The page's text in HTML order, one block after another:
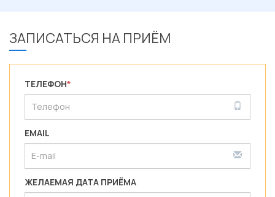
ЗАПИСАТЬСЯ НА ПРИЁМ
ТЕЛЕФОН*
EMAIL
ЖЕЛАЕМАЯ ДАТА ПРИЁМА